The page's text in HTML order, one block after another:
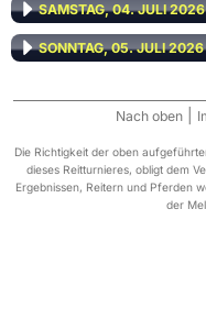
SAMSTAG, 04. JULI 2026
SONNTAG, 05. JULI 2026
Nach oben
Die Richtigkeit der oben
dieses Reitturnieres, obligt dem
Ergebnissen, Reitern und Pferden
der